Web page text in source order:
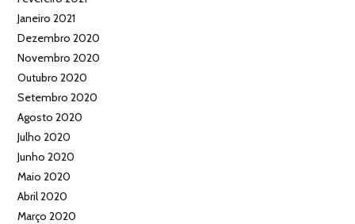
Janeiro 2021
Dezembro 2020
Novembro 2020
Outubro 2020
Setembro 2020
Agosto 2020
Julho 2020
Junho 2020
Maio 2020
Abril 2020
Março 2020